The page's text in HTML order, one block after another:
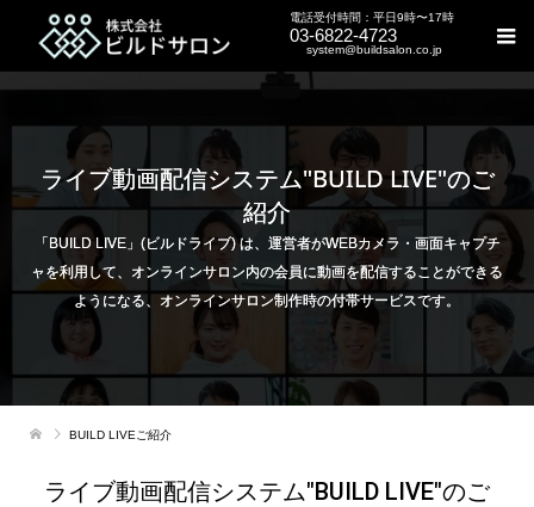
電話受付時間：平日9時〜17時
03-6822-4723
system@buildsalon.co.jp
ライブ動画配信システム"BUILD LIVE"のご
紹介
「BUILD LIVE」(ビルドライブ) は、運営者がWEBカメラ・画面キャプチ
ャを利用して、オンラインサロン内の会員に動画を配信することができる
ようになる、オンラインサロン制作時の付帯サービスです。
BUILD LIVEご紹介
ライブ動画配信システム"BUILD LIVE"のご